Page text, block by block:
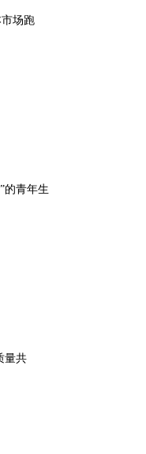
场跑
的青年生
量共